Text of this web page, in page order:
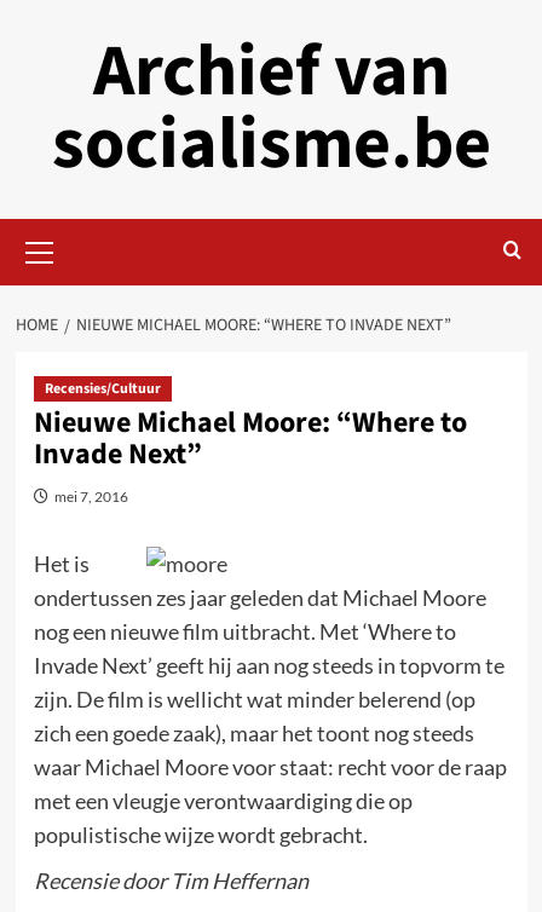
Archief van
socialisme.be
Menu
HOME NIEUWE MICHAEL MOORE: “WHERE TO INVADE NEXT”
Recensies/Cultuur
Nieuwe Michael Moore: “Where to
Invade Next”
mei 7, 2016
Het is
ondertussen zes jaar geleden dat Michael Moore
nog een nieuwe film uitbracht. Met ‘Where to
Invade Next’ geeft hij aan nog steeds in topvorm te
zijn. De film is wellicht wat minder belerend (op
zich een goede zaak), maar het toont nog steeds
waar Michael Moore voor staat: recht voor de raap
met een vleugje verontwaardiging die op
populistische wijze wordt gebracht.
Recensie door Tim Heffernan